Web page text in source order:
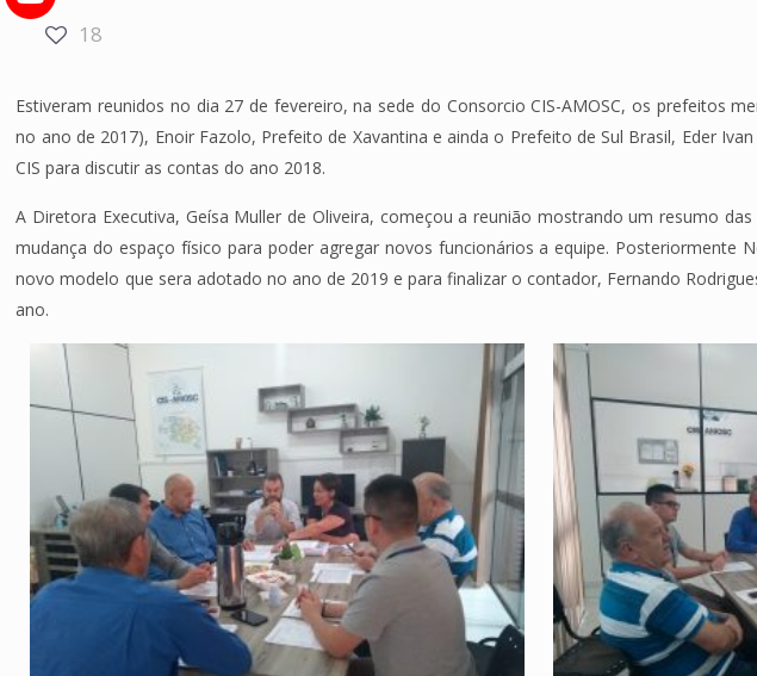
18
Estiveram reunidos no dia 27 de fevereiro, na sede do Consorcio CIS-AMOSC, os prefeitos
no ano de 2017), Enoir Fazolo, Prefeito de Xavantina e ainda o Prefeito de Sul Brasil, Eder
CIS para discutir as contas do ano 2018.
A Diretora Executiva, Geísa Muller de Oliveira, começou a reunião mostrando um resumo
mudança do espaço físico para poder agregar novos funcionários a equipe.
novo modelo que sera adotado no ano de 2019 e para finalizar o contador, Fernando
ano.